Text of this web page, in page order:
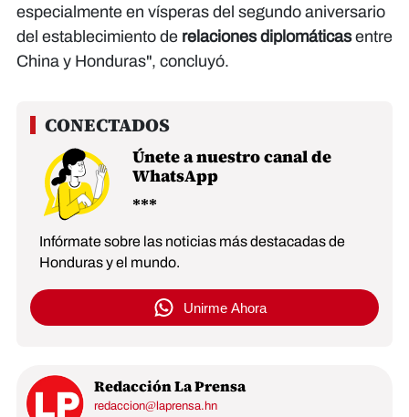
especialmente en vísperas del segundo aniversario
del establecimiento de relaciones diplomáticasentre
China y Honduras", concluyó.
Únete a nuestro canal de
WhatsApp
Infórmate sobre las noticias más destacadas de
Honduras y el mundo.
Unirme Ahora
Redacción La Prensa
redaccion@laprensa.hn